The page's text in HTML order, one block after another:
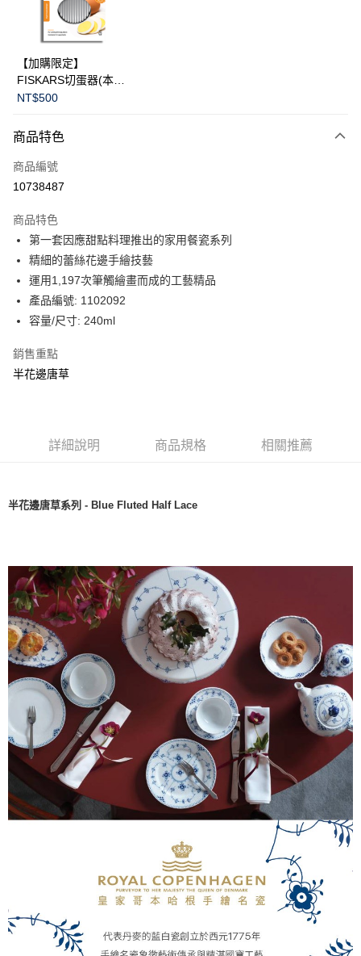
華南商業銀行
上海商業儲蓄銀行
國泰世華商業銀行
臺灣中小企業銀行
匯豐（台灣）商業銀行
聯邦商業銀行
元大商業銀行
台新國際商業銀行
Apple Pay
運送方式
黑貓宅急便
【加購限定】
FISKARS切蛋器(本商
品不提供破損保證)
NT$500
商品特色
商品編號
10738487
商品特色
第一套因應甜點料理推出的家用餐瓷系列
精細的蕾絲花邊手繪技藝
運用1,197次筆觸繪畫而成的工藝精品
產品編號: 1102092
容量/尺寸: 240ml
銷售重點
半花邊唐草
詳細說明 商品規格 相關推薦
半花邊唐草系列 - Blue Fluted Half Lace